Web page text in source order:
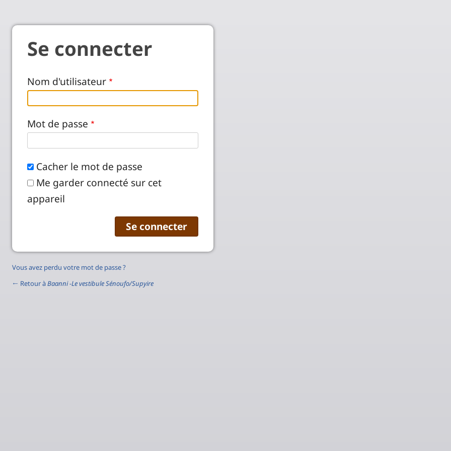
Se connecter
Nom d'utilisateur
Mot de passe
Cacher le mot de passe
Me garder connecté sur cet
appareil
Vous avez perdu votre mot de passe ?
← Retour àBaanni -Le vestibule Sénoufo/Supyire